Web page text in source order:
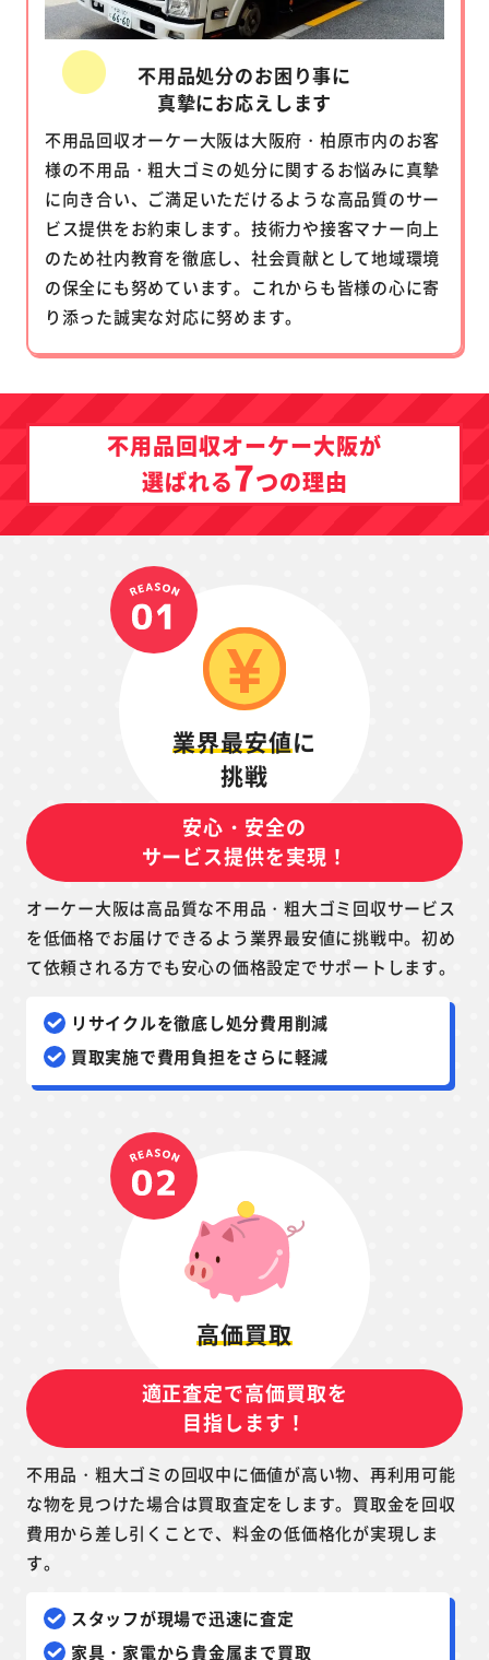
不用品処分のお困り事に
真摯にお応えします
不用品回収オーケー大阪は大阪府・柏原市内のお客
様の不用品・粗大ゴミの処分に関するお悩みに真摯
に向き合い、ご満足いただけるような高品質のサー
ビス提供をお約束します。技術力や接客マナー向上
のため社内教育を徹底し、社会貢献として地域環境
の保全にも努めています。これからも皆様の心に寄
り添った誠実な対応に努めます。
不用品回収オーケー大阪が
選ばれる7つの理由
業界最安値に
挑戦
安心・安全の
サービス提供を実現！
オーケー大阪は高品質な不用品・粗大ゴミ回収サービス
を低価格でお届けできるよう業界最安値に挑戦中。初め
て依頼される方でも安心の価格設定でサポートします。
リサイクルを徹底し処分費用削減
買取実施で費用負担をさらに軽減
高価買取
適正査定で高価買取を
目指します！
不用品・粗大ゴミの回収中に価値が高い物、再利用可能
な物を見つけた場合は買取査定をします。買取金を回収
費用から差し引くことで、料金の低価格化が実現しま
す。
スタッフが現場で迅速に査定
家具・家電から貴金属まで買取